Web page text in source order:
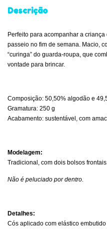
Descrição
Perfeito para acompanhar a
passeio no fim de semana. Macio,
“curinga” do guarda-roupa, que
vontade para brincar.
Composição: 50,50% algodão e
Gramatura: 250 g
Acabamento: sustentável, com
Modelagem:
Tradicional, com dois bolsos frontais.
Não é peluciado por dentro.
Detalhes:
Cós aplicado com elástico